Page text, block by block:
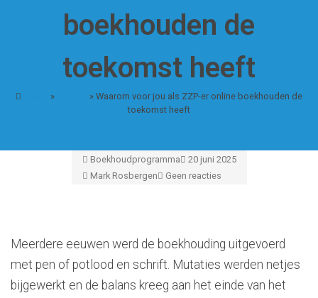
boekhouden de
toekomst heeft
» » Waarom voor jou als ZZP-er online boekhouden de
toekomst heeft
Boekhoudprogramma
20 juni 2025
Mark Rosbergen
Geen reacties
Meerdere eeuwen werd de boekhouding uitgevoerd
met pen of potlood en schrift. Mutaties werden netjes
bijgewerkt en de balans kreeg aan het einde van het